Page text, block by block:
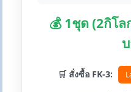
💰 1ชุด (2กิโล
🛒 สั่งซื้อ FK-3: